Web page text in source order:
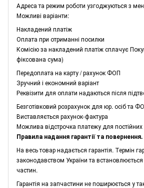
Адреса та режим роботи узгоджуються з
Можливі варіанти:
Накладений платіж
Оплата при отриманні посилки
Комісію за накладений платіж сплачує
фіксована сума)
Передоплата на карту / рахунок ФОП
Зручний і економний варіант
Реквізити для оплати надаються після
Безготівковий розрахунок для юр. осіб та
Виставляється рахунок-фактура
Можлива відстрочка платежу для постійних
Правила надання гарантії та повернення.
На весь товар надається гарантія. Термін
законодавством України та
частин.
Гарантія на запчастини не поширюється у